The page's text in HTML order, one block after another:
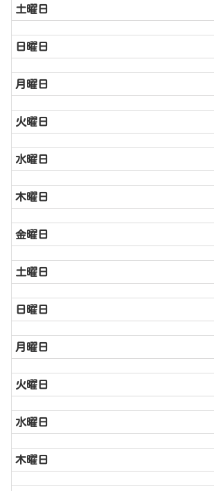
土曜日
日曜日
月曜日
火曜日
水曜日
木曜日
金曜日
土曜日
日曜日
月曜日
火曜日
水曜日
木曜日